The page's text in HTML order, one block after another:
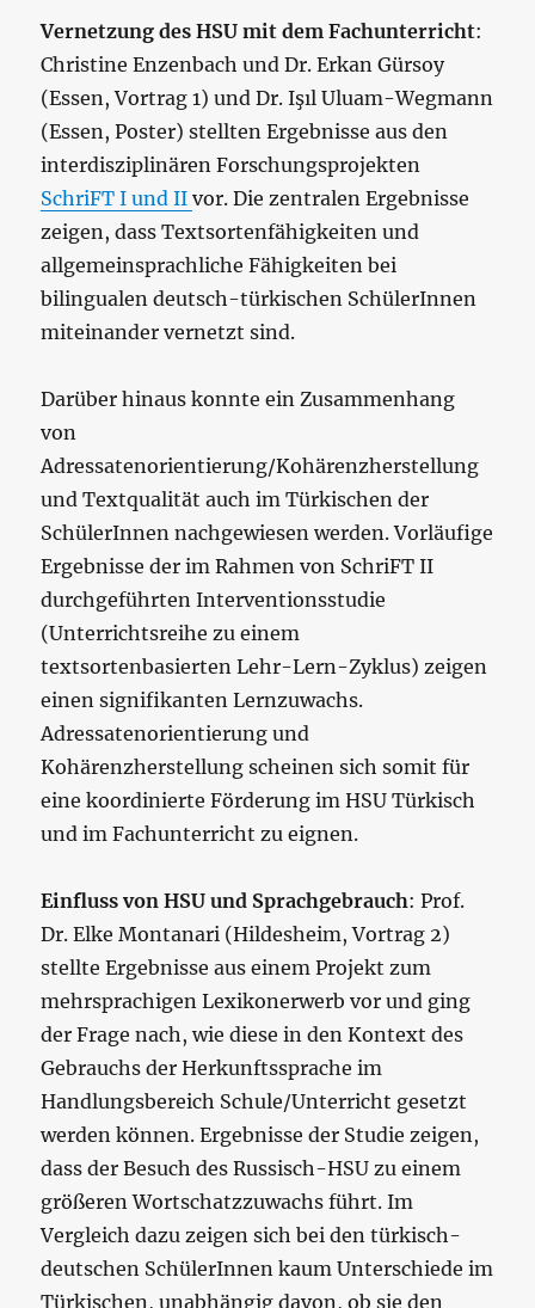
Vernetzung des HSU mit dem Fachunterricht:
Christine Enzenbach und Dr. Erkan Gürsoy
(Essen, Vortrag 1) und Dr. Işıl Uluam-Wegmann
(Essen, Poster) stellten Ergebnisse aus den
interdisziplinären Forschungsprojekten
SchriFT I und IIvor. Die zentralen Ergebnisse
zeigen, dass Textsortenfähigkeiten und
allgemeinsprachliche Fähigkeiten bei
bilingualen deutsch-türkischen SchülerInnen
miteinander vernetzt sind.
Darüber hinaus konnte ein Zusammenhang
von
Adressatenorientierung/Kohärenzherstellung
und Textqualität auch im Türkischen der
SchülerInnen nachgewiesen werden. Vorläufige
Ergebnisse der im Rahmen von SchriFT II
durchgeführten Interventionsstudie
(Unterrichtsreihe zu einem
textsortenbasierten Lehr-Lern-Zyklus) zeigen
einen signifikanten Lernzuwachs.
Adressatenorientierung und
Kohärenzherstellung scheinen sich somit für
eine koordinierte Förderung im HSU Türkisch
und im Fachunterricht zu eignen.
Einfluss von HSU und Sprachgebrauch: Prof.
Dr. Elke Montanari (Hildesheim, Vortrag 2)
stellte Ergebnisse aus einem Projekt zum
mehrsprachigen Lexikonerwerb vor und ging
der Frage nach, wie diese in den Kontext des
Gebrauchs der Herkunftssprache im
Handlungsbereich Schule/Unterricht gesetzt
werden können. Ergebnisse der Studie zeigen,
dass der Besuch des Russisch-HSU zu einem
größeren Wortschatzzuwachs führt. Im
Vergleich dazu zeigen sich bei den türkisch-
deutschen SchülerInnen kaum Unterschiede im
Türkischen, unabhängig davon, ob sie den